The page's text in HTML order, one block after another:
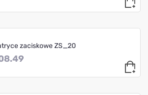
zaciskowe ZS_20